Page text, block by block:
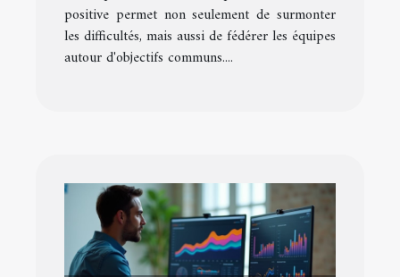
positive permet non seulement de surmonter
les difficultés, mais aussi de fédérer les équipes
autour d'objectifs communs....